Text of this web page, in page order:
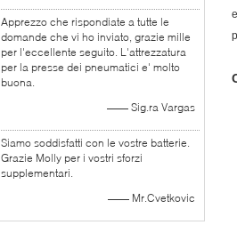
Apprezzo che rispondiate a tutte le
domande che vi ho inviato, grazie mille
per l'eccellente seguito. L'attrezzatura
per la presse dei pneumatici e' molto
buona.
—— Sig.ra Vargas
Siamo soddisfatti con le vostre batterie.
Grazie Molly per i vostri sforzi
supplementari.
—— Mr.Cvetkovic